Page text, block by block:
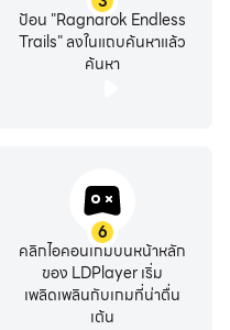
ป้อน "Ragnarok Endless
Trails" ลงในแถบค้นหาแล้ว
ค้นหา
6
คลิกไอคอนเกมบนหน้าหลัก
ของ LDPlayer เริ่ม
เพลิดเพลินกับเกมที่น่าตื่น
เต้น